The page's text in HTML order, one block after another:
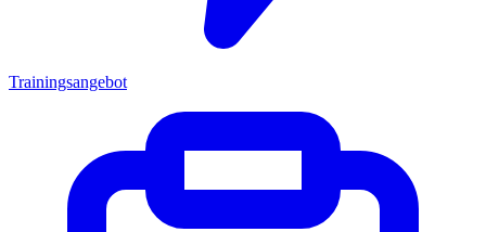
Trainingsangebot